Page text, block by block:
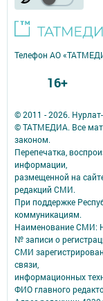
© 2011 - 2026.
© ТАТМЕДИА. Все
законом.
Перепечатка,
информации,
размещенной на
редакций СМИ.
При поддержке
коммуникациям.
Наименование СМИ:
№ записи о
СМИ
связи,
информационных
ФИО главного
Телефон АО
16+